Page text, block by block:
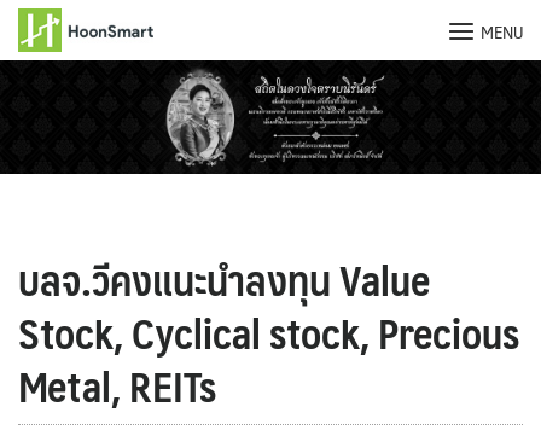
MENU
บลจ.วีคงแนะนำลงทุน Value
Stock, Cyclical stock, Precious
Metal, REITs